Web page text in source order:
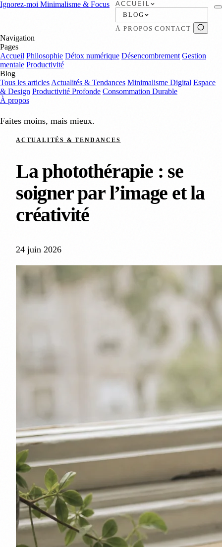
Ignorez-moi Minimalisme & Focus
ACCUEIL
BLOG
À PROPOS CONTACT
Navigation
Pages
Accueil Philosophie Détox numérique Désencombrement Gestion
mentale Productivité
Blog
Tous les articles Actualités & Tendances Minimalisme Digital Espace
& Design Productivité Profonde Consommation Durable
À propos
Faites moins, mais mieux.
ACTUALITÉS & TENDANCES
La photothérapie : se
soigner par l’image et la
créativité
24 juin 2026